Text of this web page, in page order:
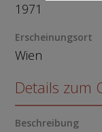
1971
Erscheinungsort
Wien
Details zum
Beschreibung